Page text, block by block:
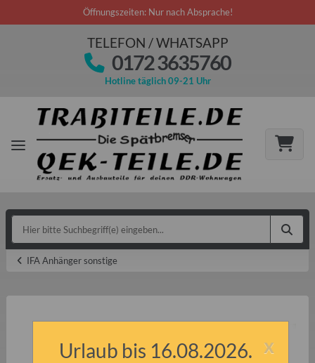
Öffnungszeiten: Nur nach Absprache!
TELEFON / WHATSAPP
0172 3635760
Hotline täglich 09-21 Uhr
IFA Anhänger sonstige
x
Urlaub bis 16.08.2026.